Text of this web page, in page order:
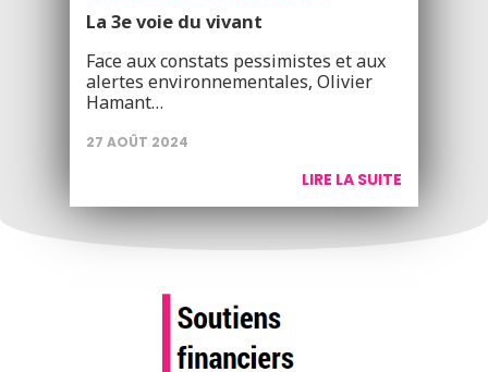
La 3e voie du vivant
Face aux constats pessimistes et aux
alertes environnementales, Olivier
Hamant…
27 AOÛT 2024
LIRE LA SUITE